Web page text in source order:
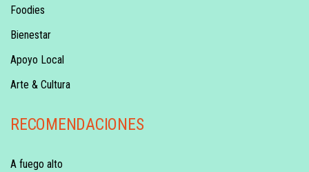
Foodies
Bienestar
Apoyo Local
Arte & Cultura
RECOMENDACIONES
A fuego alto